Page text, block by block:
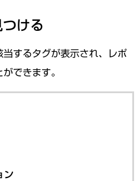
ける
するタグが表示され、レポ
できます。
ン